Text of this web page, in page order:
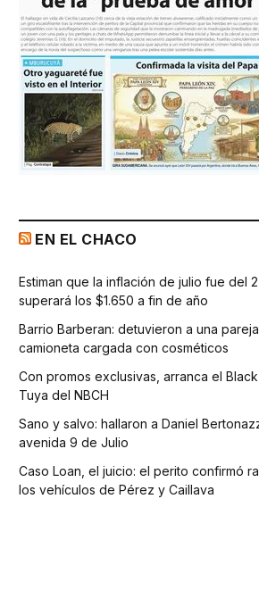
EN EL CHACO
Estiman que la inflación de julio fue del
superará los $1.650 a fin de año
Barrio Barberan: detuvieron a una
camioneta cargada con cosméticos
Con promos exclusivas, arranca el
Tuya del NBCH
Sano y salvo: hallaron a Daniel
avenida 9 de Julio
Caso Loan, el juicio: el perito confirmó
los vehículos de Pérez y Caillava